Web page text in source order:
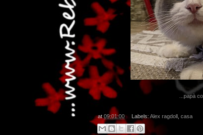
...papà
at09:01:00 Labels: Alex ragdoll, casa